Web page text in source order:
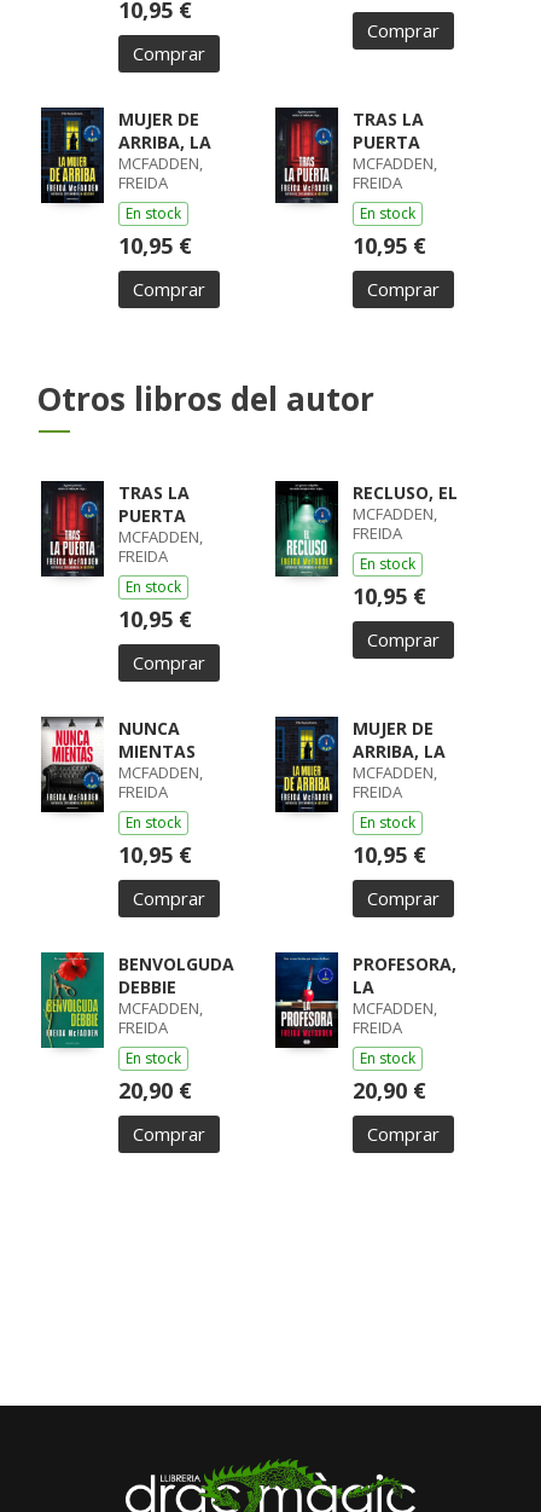
10,95 €
Comprar
Comprar
MUJER DE
ARRIBA, LA
MCFADDEN,
FREIDA
En stock
10,95 €
Comprar
TRAS LA
PUERTA
MCFADDEN,
FREIDA
En stock
10,95 €
Comprar
Otros libros del autor
TRAS LA
PUERTA
MCFADDEN,
FREIDA
En stock
10,95 €
Comprar
RECLUSO, EL
MCFADDEN,
FREIDA
En stock
10,95 €
Comprar
NUNCA
MIENTAS
MCFADDEN,
FREIDA
En stock
10,95 €
Comprar
MUJER DE
ARRIBA, LA
MCFADDEN,
FREIDA
En stock
10,95 €
Comprar
BENVOLGUDA
DEBBIE
MCFADDEN,
FREIDA
En stock
20,90 €
Comprar
PROFESORA,
LA
MCFADDEN,
FREIDA
En stock
20,90 €
Comprar